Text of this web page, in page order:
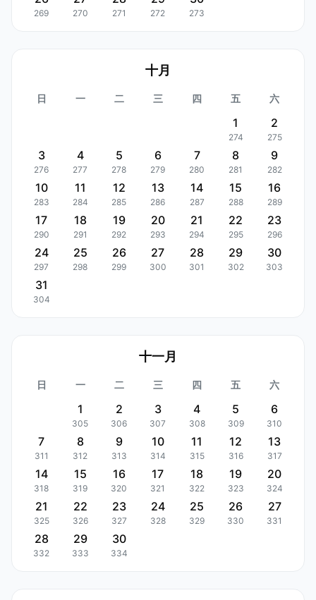
269 270 271 272 273
十月
日 一 二 三 四 五 六
1
274
2
275
3
276
4
277
5
278
6
279
7
280
8
281
9
282
10
283
11
284
12
285
13
286
14
287
15
288
16
289
17
290
18
291
19
292
20
293
21
294
22
295
23
296
24
297
25
298
26
299
27
300
28
301
29
302
30
303
31
304
十一月
日 一 二 三 四 五 六
1
305
2
306
3
307
4
308
5
309
6
310
7
311
8
312
9
313
10
314
11
315
12
316
13
317
14
318
15
319
16
320
17
321
18
322
19
323
20
324
21
325
22
326
23
327
24
328
25
329
26
330
27
331
28
332
29
333
30
334